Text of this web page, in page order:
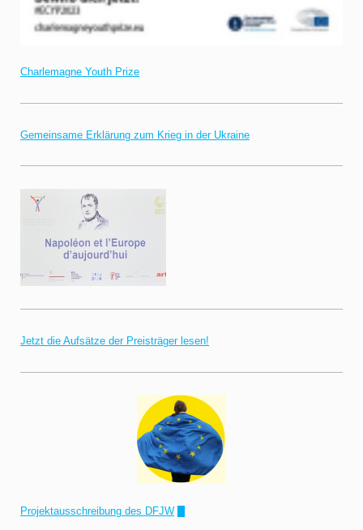
Charlemagne Youth Prize
Gemeinsame Erklärung zum Krieg in der Ukraine
Jetzt die Aufsätze der Preisträger lesen!
Projektausschreibung des DFJW